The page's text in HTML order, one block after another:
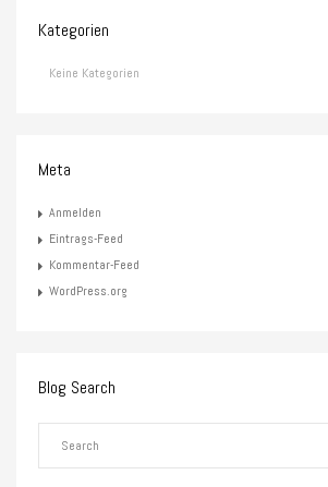
Kategorien
Keine Kategorien
Meta
Anmelden
Eintrags-Feed
Kommentar-Feed
WordPress.org
Blog Search